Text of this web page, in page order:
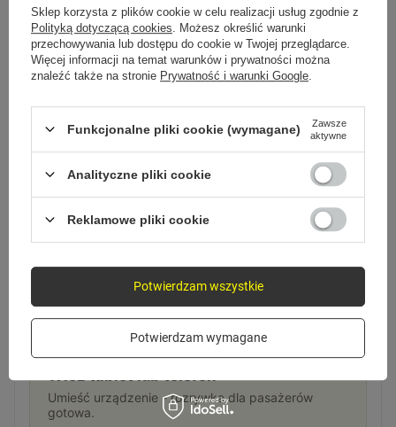
1
Zaciśnij uchwyt na pręcie zagłówka fotela.
2
Włóż tablet lub telefon
Umieść urządzenie - rozrywka dla pasażerów
gotowa.
Sklep korzysta z plików cookie w celu realizacji usług zgodnie z
Polityką dotyczącą cookies . Możesz określić warunki
przechowywania lub dostępu do cookie w Twojej przeglądarce.
Więcej informacji na temat warunków i prywatności można
znaleźć także na stronie Prywatność i warunki Google
Funkcjonalne pliki cookie (wymagane)
Zawsze
aktywne
Analityczne pliki cookie
Reklamowe pliki cookie
Potwierdzam wymagane
Potwierdzam wszystkie